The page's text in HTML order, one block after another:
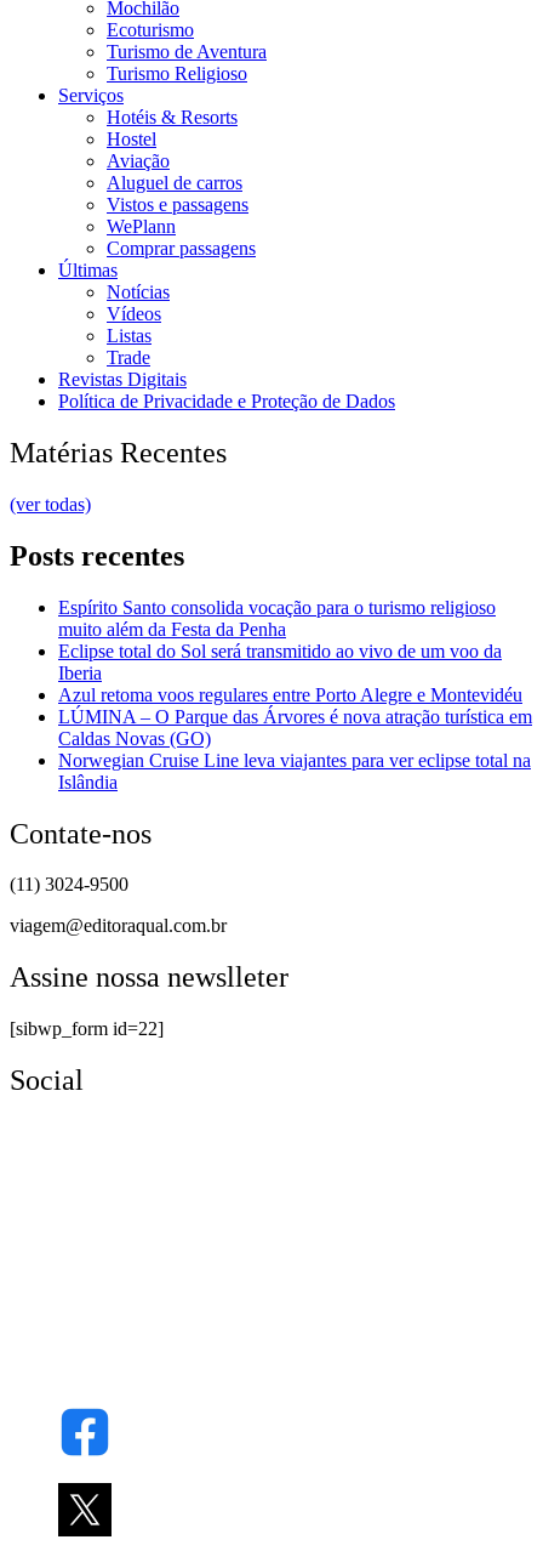
Mochilão
Ecoturismo
Turismo de Aventura
Turismo Religioso
Serviços
Hotéis & Resorts
Hostel
Aviação
Aluguel de carros
Vistos e passagens
WePlann
Comprar passagens
Últimas
Notícias
Vídeos
Listas
Trade
Revistas Digitais
Política de Privacidade e Proteção de Dados
Matérias Recentes
(ver todas)
Posts recentes
Espírito Santo consolida vocação para o turismo religioso
muito além da Festa da Penha
Eclipse total do Sol será transmitido ao vivo de um voo da
Iberia
Azul retoma voos regulares entre Porto Alegre e Montevidéu
LÚMINA – O Parque das Árvores é nova atração turística em
Caldas Novas (GO)
Norwegian Cruise Line leva viajantes para ver eclipse total na
Islândia
Contate-nos
(11) 3024-9500
viagem@editoraqual.com.br
Assine nossa newslleter
[sibwp_form id=22]
Social